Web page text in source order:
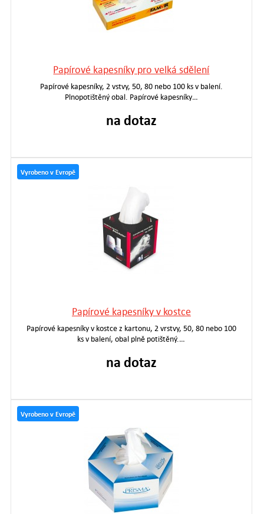
Papírové kapesníky pro velká sdělení
Papírové kapesníky, 2 vstvy, 50, 80 nebo 100 ks v balení.
Plnopotištěný obal. Papírové kapesníky…
na dotaz
Vyrobeno v Evropě
Papírové kapesníky v kostce
Papírové kapesníky v kostce z kartonu, 2 vrstvy, 50, 80 nebo 100
ks v balení, obal plně potištěný.…
na dotaz
Vyrobeno v Evropě